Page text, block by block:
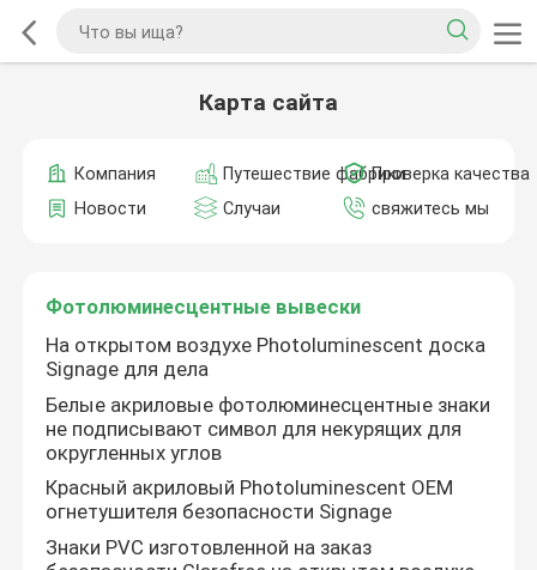
Карта сайта
Компания Путешествие фабрикиПроверка качества
Новости
Случаи свяжитесь мы
Фотолюминесцентные вывески
На открытом воздухе Photoluminescent доска
Signage для дела
Белые акриловые фотолюминесцентные знаки
не подписывают символ для некурящих для
округленных углов
Красный акриловый Photoluminescent OEM
огнетушителя безопасности Signage
Знаки PVC изготовленной на заказ